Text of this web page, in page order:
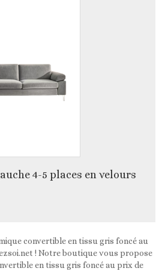
4-5 places en velours
convertible en tissu gris foncé au
! Notre boutique vous propose
en tissu gris foncé au prix de